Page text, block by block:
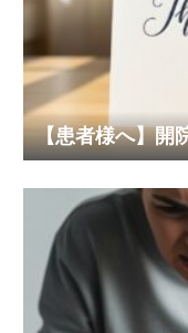
【患者様へ】開